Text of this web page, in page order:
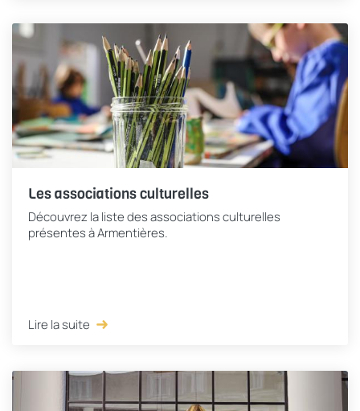
Les associations culturelles
Découvrez la liste des associations culturelles
présentes à Armentières.
Lire la suite